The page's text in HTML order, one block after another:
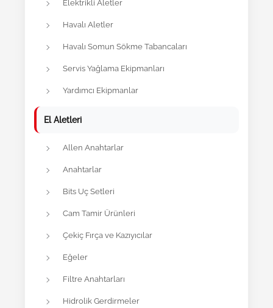
Elektrikli Aletler
Havalı Aletler
Havalı Somun Sökme Tabancaları
Servis Yağlama Ekipmanları
Yardımcı Ekipmanlar
El Aletleri
Allen Anahtarlar
Anahtarlar
Bits Uç Setleri
Cam Tamir Ürünleri
Çekiç Fırça ve Kazıyıcılar
Eğeler
Filtre Anahtarları
Hidrolik Gerdirmeler